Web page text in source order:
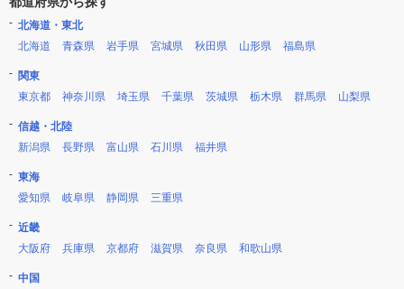
北海道・東北
北海道
青森県 岩手県 宮城県 秋田県 山形県 福島県
関東
東京都
神奈川県 埼玉県 千葉県 茨城県 栃木県 群馬県 山梨県
信越・北陸
新潟県
長野県 富山県 石川県 福井県
東海
愛知県
岐阜県 静岡県 三重県
近畿
大阪府
兵庫県 京都府 滋賀県 奈良県 和歌山県
中国